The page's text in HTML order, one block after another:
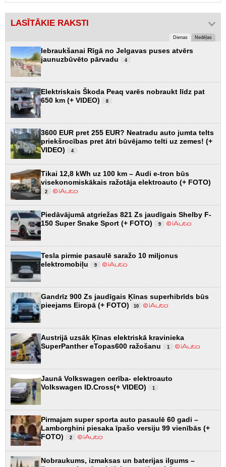
LASĪTĀKIE RAKSTI
Dienas Nedēļas
Iebraukšanai Rīgā no Jelgavas puses atvērs
jaunuzbūvēto pārvadu
4
Elektriskais Škoda Peaq varēs nobraukt līdz pat
650 km (+ VIDEO)
8
3600 EUR pret 255 EUR? Neatradu auto jumta telts
priekšrocības pret ātri būvējamo telti uz zemes! (+
VIDEO)
4
Tikai 12,8 kWh uz 100 km – Audi e-tron būs
visekonomiskākais ražotāja elektroauto (+ FOTO)
2
Piedāvājumā atgriežas 821 Zs jaudīgais Shelby F-
150 Super Snake Sport (+ FOTO)
9
Tesla pirmie pasaulē saražo 10 miljonus
elektromobiļu
9
Gandrīz 900 Zs jaudīgais Ķīnas superhibrīds būs
pieejams Eiropā (+ FOTO)
10
Austrijā uzsāk Ķīnas elektriskā kravinieka
SuperPanther eTopas600 ražošanu
1
Jaunā Volkswagen cerība- elektroauto
Volkswagen ID.Cross(+ VIDEO)
1
Pirmajam super sporta auto pasaulē 60 gadi –
Lamborghini piesaka īpašo versiju 99 vienībās (+
FOTO)
2
Nobraukums, izmaksas un baterijas ilgums –